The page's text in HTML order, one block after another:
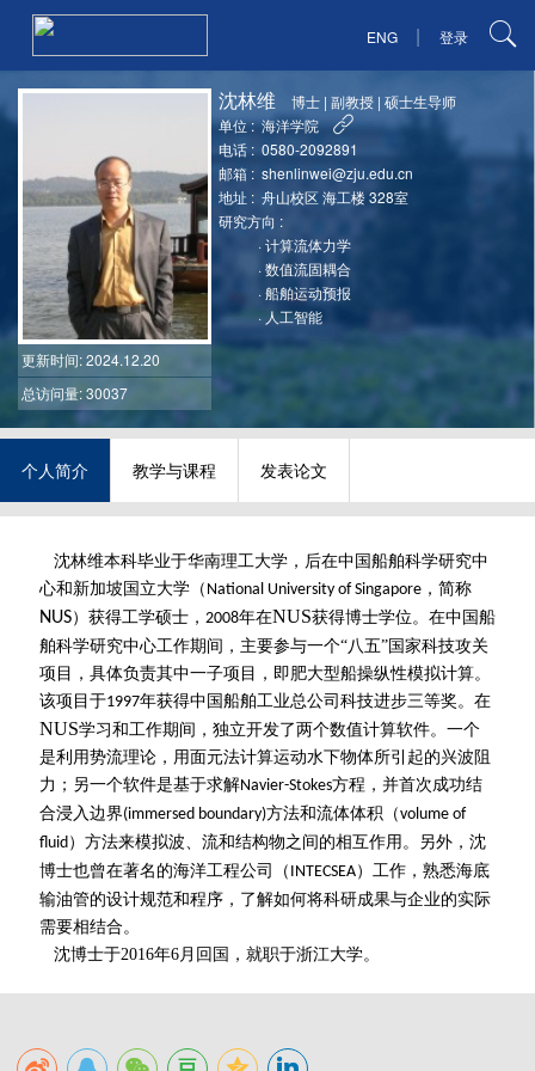
ENG | 登录
更新时间: 2024.12.20
总访问量: 30037
沈林维 博士 |副教授 |硕士生导师
单位 : 海洋学院
电话 : 0580-2092891
邮箱 : shenlinwei@zju.edu.cn
地址 : 舟山校区 海工楼 328室
研究方向 :
·计算流体力学
·数值流固耦合
·船舶运动预报
· 人工智能
个人简介 教学与课程 发表论文
沈林维本科毕业于华南理工大学，后在中国船舶科学研究中
心和新加坡国立大学（ National University of Singapore，简称
NUS）获得工学硕士， 2008年在NUS获得博士学位。在中国船
舶科学研究中心工作期间，主要参与一个“八五”国家科技攻关
项目，具体负责其中一子项目，即肥大型船操纵性模拟计算。
该项目于1997年获得中国船舶工业总公司科技进步三等奖。在
NUS学习和工作期间，独立开发了两个数值计算软件。一个
是利用势流理论，用面元法计算运动水下物体所引起的兴波阻
力；另一个软件是基于求解Navier-Stokes方程，并首次成功结
合浸入边界(immersed boundary)方法和流体体积（volume of
fluid）方法来模拟波、流和结构物之间的相互作用。另外，沈
博士也曾在著名的海洋工程公司（ INTECSEA）工作，熟悉海底
输油管的设计规范和程序，了解如何将科研成果与企业的实际
需要相结合。
沈博士于2016年6月回国，就职于浙江大学。